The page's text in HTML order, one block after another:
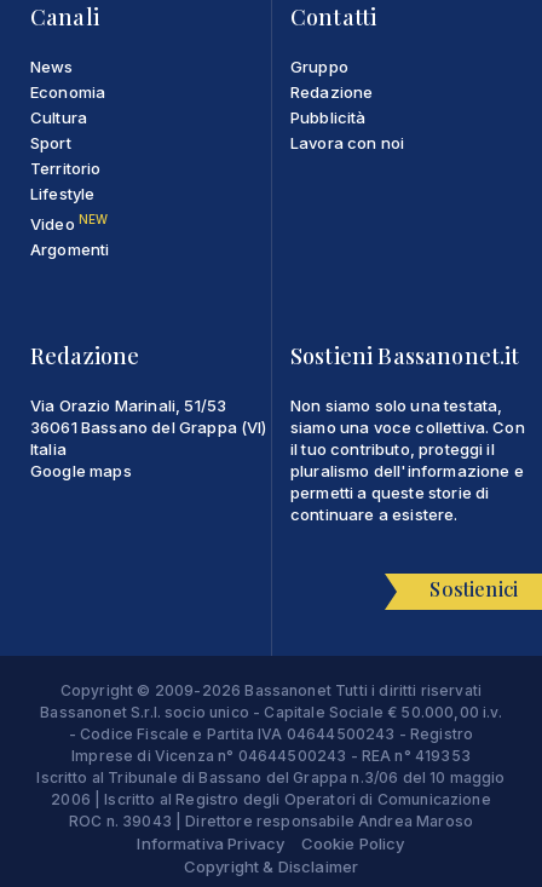
Canali
News
Economia
Cultura
Sport
Territorio
Lifestyle
Video NEW
Argomenti
Contatti
Gruppo
Redazione
Pubblicità
Lavora con noi
Redazione
Via Orazio Marinali, 51/53
36061 Bassano del Grappa (VI)
Italia
Google maps
Sostieni Bassanonet.it
Non siamo solo una testata,
siamo una voce collettiva. Con
il tuo contributo, proteggi il
pluralismo dell'informazione e
permetti a queste storie di
continuare a esistere.
Sostienici
Copyright © 2009-2026 Bassanonet Tutti i diritti riservati
Bassanonet S.r.l. socio unico - Capitale Sociale € 50.000,00 i.v.
- Codice Fiscale e Partita IVA 04644500243 - Registro
Imprese di Vicenza n° 04644500243 - REA n° 419353
Iscritto al Tribunale di Bassano del Grappa n.3/06 del 10 maggio
2006 | Iscritto al Registro degli Operatori di Comunicazione
ROC n. 39043 | Direttore responsabile Andrea Maroso
Informativa Privacy
Cookie Policy
Copyright & Disclaimer